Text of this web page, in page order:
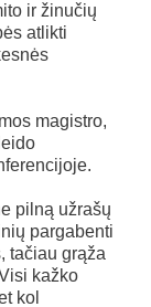
ir žinučių
atlikti
magistro,
pilną užrašų
pargabenti
tačiau grąža
kažko
kol